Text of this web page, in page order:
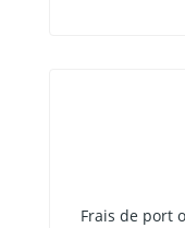
Frais de port